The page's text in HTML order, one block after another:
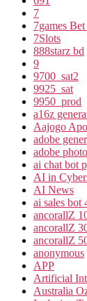
7
7games
7Slots
888starz bd
9
9700_sat2
9925_sat
9950_prod
a16z
Aajogo
adobe
adobe
ai chat bot
AI in
AI News
ai sales bot
ancorallZ
ancorallZ
ancorallZ
anonymous
APP
Artificial
Australia